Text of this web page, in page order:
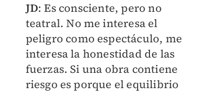
JD: Es consciente, pero no
teatral. No me interesa el
peligro como espectáculo, me
interesa la honestidad de las
fuerzas. Si una obra contiene
riesgo es porque el equilibrio